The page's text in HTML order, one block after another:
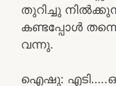
തുറിച്ചു
കണ്ടപ്പോൾ
വന്നു.
ഐഷു: